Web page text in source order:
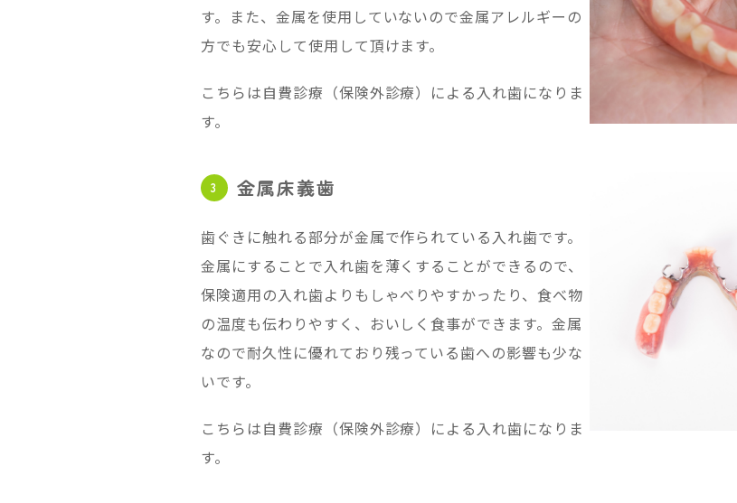
す。また、金属を使用していないので金属アレルギーの
方でも安心して使用して頂けます。
こちらは自費診療（保険外診療）による入れ歯になりま
す。
金属床義歯
歯ぐきに触れる部分が金属で作られている入れ歯です。
金属にすることで入れ歯を薄くすることができるので、
保険適用の入れ歯よりもしゃべりやすかったり、食べ物
の温度も伝わりやすく、おいしく食事ができます。金属
なので耐久性に優れており残っている歯への影響も少な
いです。
こちらは自費診療（保険外診療）による入れ歯になりま
す。